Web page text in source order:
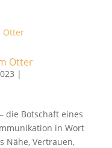
Otter
|
die Botschaft eines
in Wort
Nähe, Vertrauen,